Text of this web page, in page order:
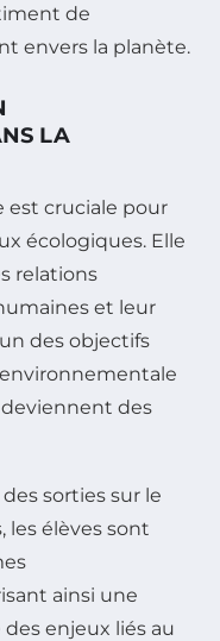
de
envers la planète.
LA
est cruciale pour
écologiques. Elle
relations
et leur
des objectifs
deviennent des
sorties sur le
les élèves sont
ainsi une
enjeux liés au